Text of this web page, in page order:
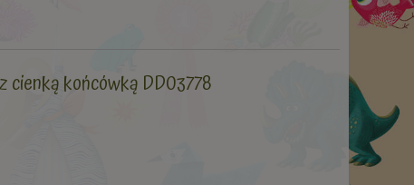
cienką końcówką DD03778